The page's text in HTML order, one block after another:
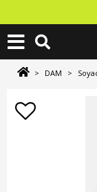
> DAM >